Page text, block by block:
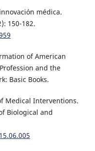
médica.
150-182.
of American
and the
Basic Books.
Medical Interventions.
Biological and